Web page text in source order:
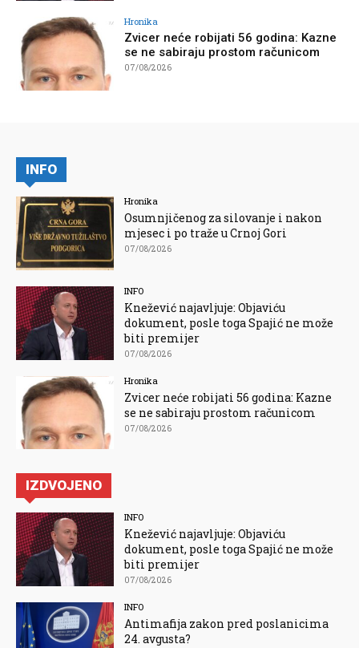
Hronika
Zvicer neće robijati 56 godina: Kazne
se ne sabiraju prostom računicom
07/08/2026
INFO
Hronika
Osumnjičenog za silovanje i nakon
mjesec i po traže u Crnoj Gori
07/08/2026
INFO
Knežević najavljuje: Objaviću
dokument, posle toga Spajić ne može
biti premijer
07/08/2026
Hronika
Zvicer neće robijati 56 godina: Kazne
se ne sabiraju prostom računicom
07/08/2026
IZDVOJENO
INFO
Knežević najavljuje: Objaviću
dokument, posle toga Spajić ne može
biti premijer
07/08/2026
INFO
Antimafija zakon pred poslanicima
24. avgusta?